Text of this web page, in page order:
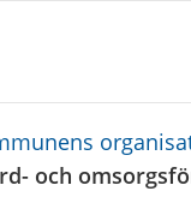
och